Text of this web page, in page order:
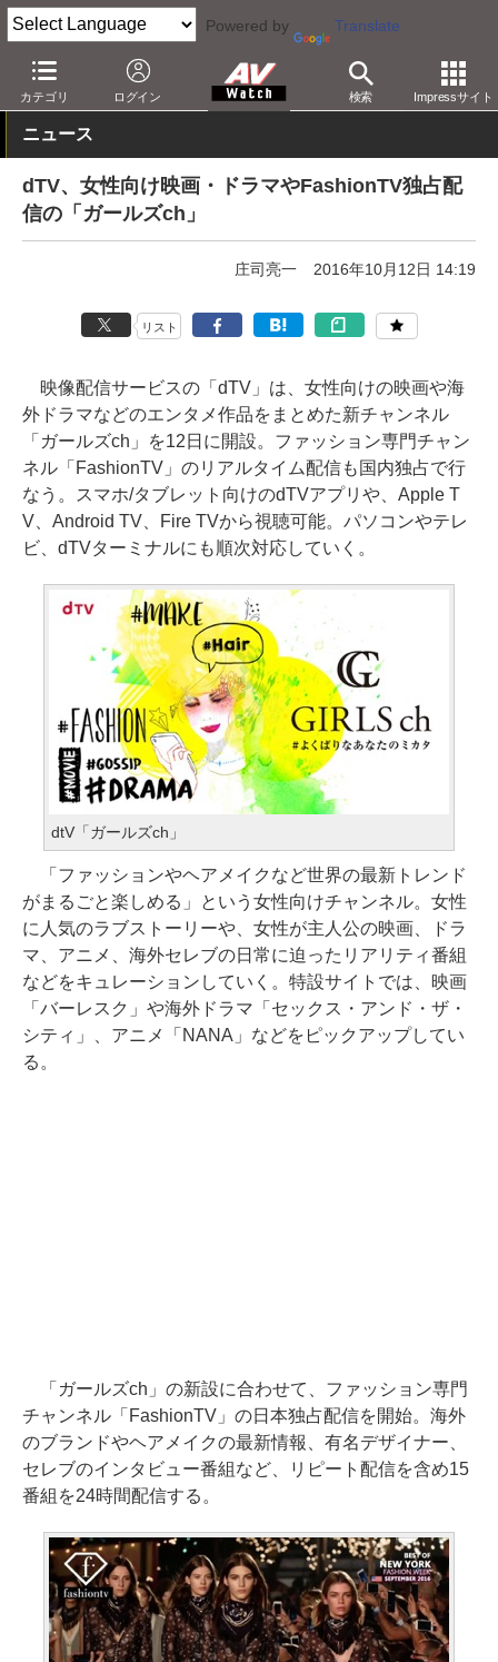
Powered by Translate
カテゴリ ログイン 検索 Impressサイト
AV Watch コンテンツ・サービス 映像配信 dTV
ニュース
dTV、女性向け映画・ドラマやFashionTV独占配
信の「ガールズch」
庄司亮一 2016年10月12日 14:19
リスト
映像配信サービスの「dTV」は、女性向けの映画や海
外ドラマなどのエンタメ作品をまとめた新チャンネル
「ガールズch」を12日に開設。ファッション専門チャン
ネル「FashionTV」のリアルタイム配信も国内独占で行
なう。スマホ/タブレット向けのdTVアプリや、Apple T
V、Android TV、Fire TVから視聴可能。パソコンやテレ
ビ、dTVターミナルにも順次対応していく。
dtV「ガールズch」
「ファッションやヘアメイクなど世界の最新トレンド
がまるごと楽しめる」という女性向けチャンネル。女性
に人気のラブストーリーや、女性が主人公の映画、ドラ
マ、アニメ、海外セレブの日常に迫ったリアリティ番組
などをキュレーションしていく。特設サイトでは、映画
「バーレスク」や海外ドラマ「セックス・アンド・ザ・
シティ」、アニメ「NANA」などをピックアップしてい
る。
「ガールズch」の新設に合わせて、ファッション専門
チャンネル「FashionTV」の日本独占配信を開始。海外
のブランドやヘアメイクの最新情報、有名デザイナー、
セレブのインタビュー番組など、リピート配信を含め15
番組を24時間配信する。